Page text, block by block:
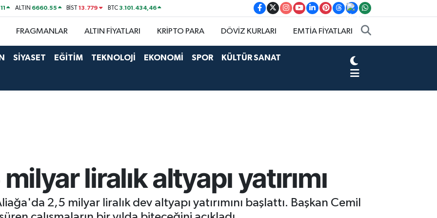
ALTIN 6660.55 BİST13.779 BTC3.101.434,46
FRAGMANLAR ALTIN FİYATLARI KRİPTO PARA DÖVİZ KURLARI EMTİA FİYATLARI
SİYASET EĞİTİM TEKNOLOJİ EKONOMİ SPOR KÜLTÜR SANAT
liralık altyapı yatırımı
2,5 milyar liralık dev altyapı yatırımını başlattı. Başkan Cemil